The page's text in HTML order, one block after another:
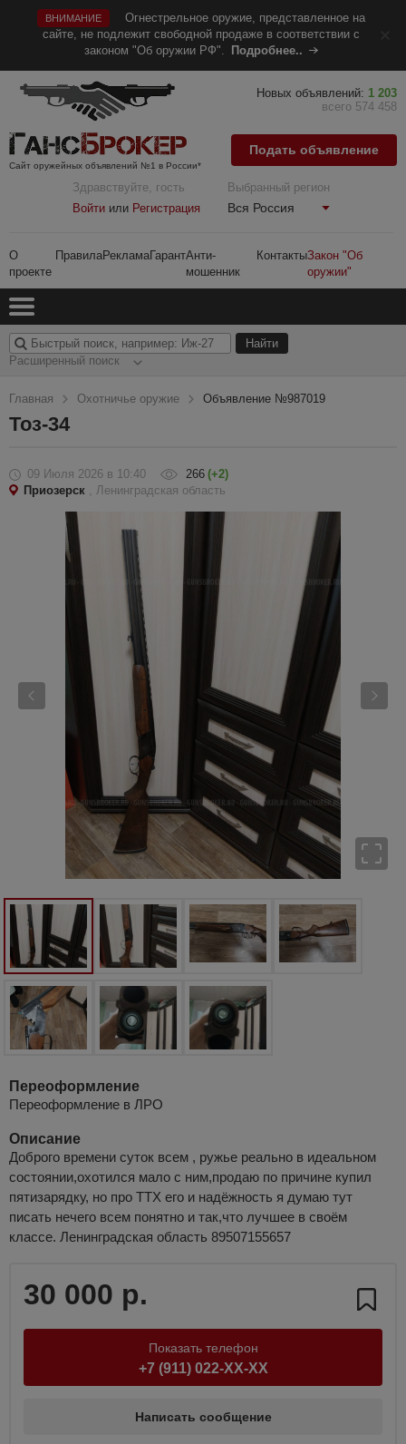
ВНИМАНИЕ
Огнестрельное оружие, представленное на
сайте, не подлежит свободной продаже в соответствии с
законом "Об оружии РФ".
Подробнее..
Сайт оружейных объявлений №1 в России*
Здравствуйте, гость
Войти или Регистрация
Выбранный регион
Вся Россия
О
проекте
ПравилаРекламаГарантАнти-
мошенник
КонтактыЗакон "Об
оружии"
Новых объявлений: 1 203
всего 574 458
Подать объявление
Расширенный поиск
Главная Охотничье оружие Объявление №987019
Тоз-34
09 Июля 2026 в 10:40 266 (+2)
Приозерск , Ленинградская область
Переоформление
Переоформление в ЛРО
Описание
Доброго времени суток всем , ружье реально в идеальном
состоянии,охотился мало с ним,продаю по причине купил
пятизарядку, но про ТТХ его и надёжность я думаю тут
писать нечего всем понятно и так,что лучшее в своём
классе. Ленинградская область 89507155657
30 000 р.
Показать телефон
+7 (911) 022-XX-XX
Написать сообщение